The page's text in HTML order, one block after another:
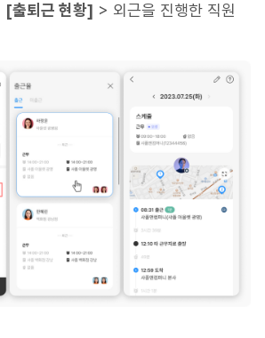
[출퇴근 현황] > 외근을 진행한 직원